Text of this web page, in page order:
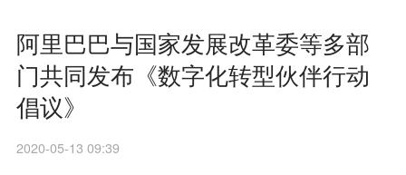
阿里巴巴与国家发展改革委等多部
门共同发布《数字化转型伙伴行动
倡议》
2020-05-13 09:39